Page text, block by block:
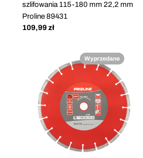
szlifowania 115-180 mm 22,2 mm
Proline 89431
Cena
109,99 zł
Wyprzedane